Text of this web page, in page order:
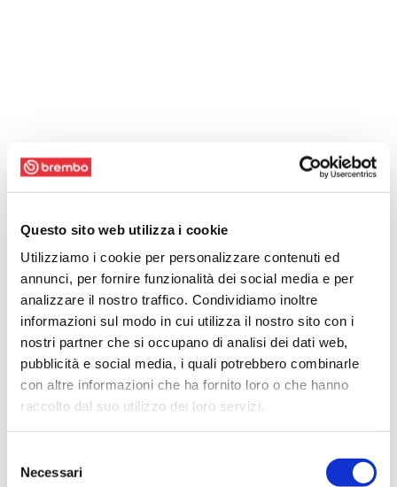
Questo sito web utilizza i cookie
Utilizziamo i cookie per personalizzare contenuti ed
annunci, per fornire funzionalità dei social media e per
analizzare il nostro traffico. Condividiamo inoltre
informazioni sul modo in cui utilizza il nostro sito con i
nostri partner che si occupano di analisi dei dati web,
pubblicità e social media, i quali potrebbero combinarle
con altre informazioni che ha fornito loro o che hanno
raccolto dal suo utilizzo dei loro servizi.
delNecessari